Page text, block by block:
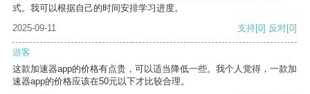
式。我可以根据自己的时间安排学习进度。
2025-09-11
支持[0] 反对[0]
游客
这款加速器app的价格有点贵，可以适当降低一些。我个人觉得，一款加
速器app的价格应该在50元以下才比较合理。